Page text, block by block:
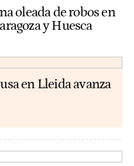
oleada de robos en
y Huesca
en Lleida avanza